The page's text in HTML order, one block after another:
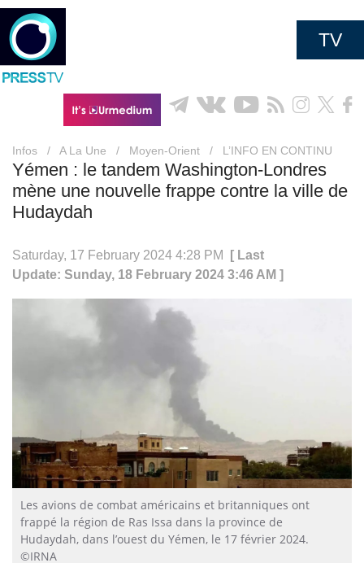
TV
Infos / A La Une / Moyen-Orient / L’INFO EN CONTINU
Yémen : le tandem Washington-Londres
mène une nouvelle frappe contre la ville de
Hudaydah
Saturday, 17 February 2024 4:28 PM
[ Last
Update: Sunday, 18 February 2024 3:46 AM ]
Les avions de combat américains et britanniques ont
frappé la région de Ras Issa dans la province de
Hudaydah, dans l’ouest du Yémen, le 17 février 2024.
©IRNA